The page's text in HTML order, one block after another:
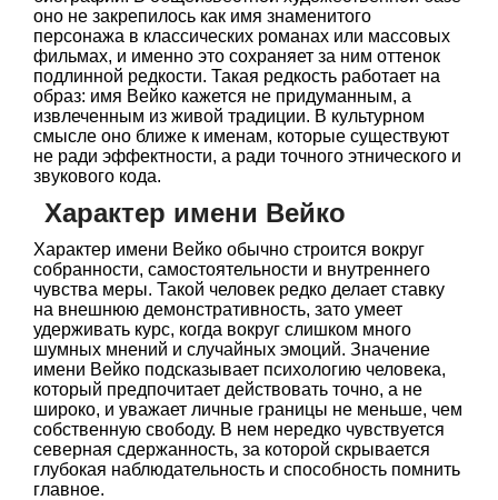
оно не закрепилось как имя знаменитого
персонажа в классических романах или массовых
фильмах, и именно это сохраняет за ним оттенок
подлинной редкости. Такая редкость работает на
образ: имя Вейко кажется не придуманным, а
извлеченным из живой традиции. В культурном
смысле оно ближе к именам, которые существуют
не ради эффектности, а ради точного этнического и
звукового кода.
Характер имени Вейко
Характер имени Вейко обычно строится вокруг
собранности, самостоятельности и внутреннего
чувства меры. Такой человек редко делает ставку
на внешнюю демонстративность, зато умеет
удерживать курс, когда вокруг слишком много
шумных мнений и случайных эмоций. Значение
имени Вейко подсказывает психологию человека,
который предпочитает действовать точно, а не
широко, и уважает личные границы не меньше, чем
собственную свободу. В нем нередко чувствуется
северная сдержанность, за которой скрывается
глубокая наблюдательность и способность помнить
главное.